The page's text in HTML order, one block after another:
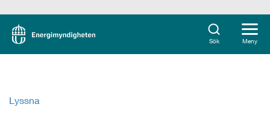
Sök Meny
Lyssna